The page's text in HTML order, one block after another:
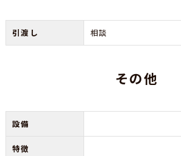
引渡し 相談
その他
設備
特徴